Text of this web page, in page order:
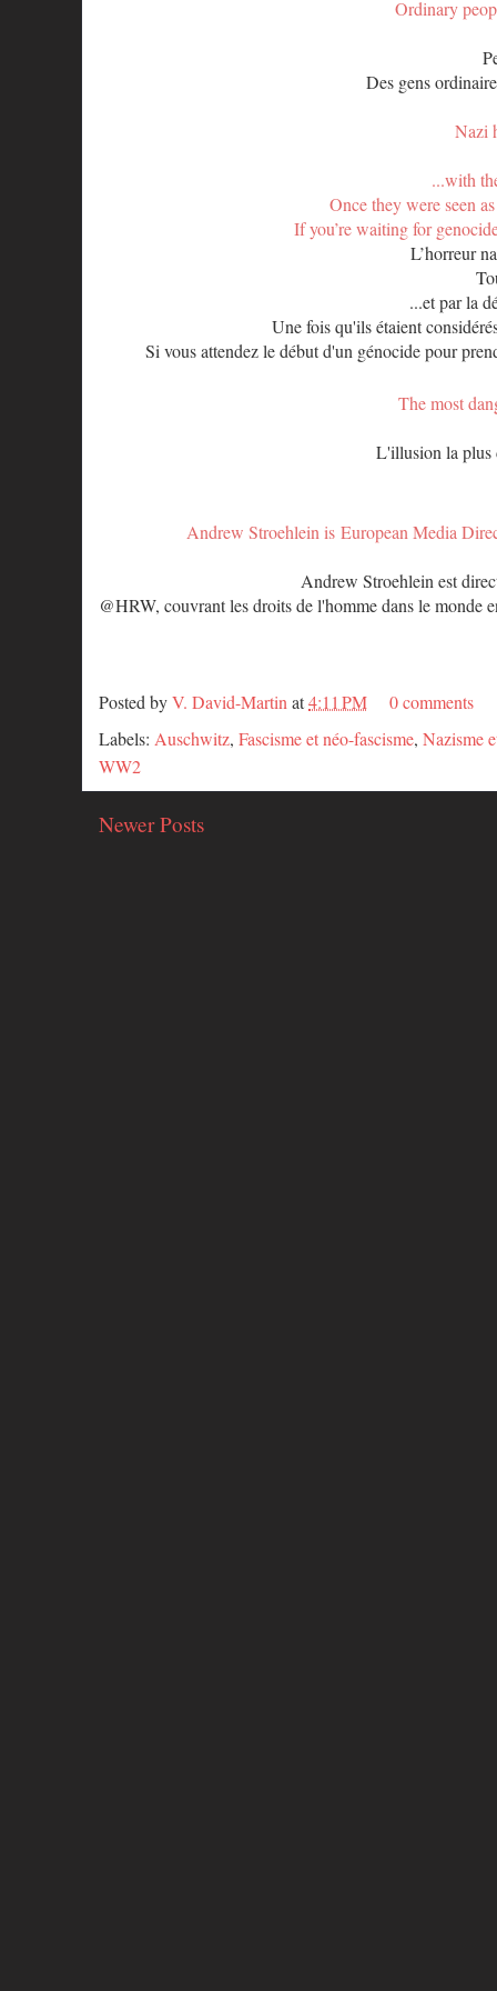
Ordinary
Des gens
Nazi
...with
Once they were seen
If you’re waiting for
L’horreur
...et par la
Une fois qu'ils étaient
Si vous attendez le début d'un génocide pour
The most
L'illusion la plus
Andrew Stroehlein is European Media
Andrew Stroehlein est
@HRW, couvrant les droits de l'homme dans le monde
Posted byV. David-Martinat4:11 PM
0 comments
Labels: Auschwitz, Fascisme et néo-fascisme, Nazisme
WW2
Newer Posts